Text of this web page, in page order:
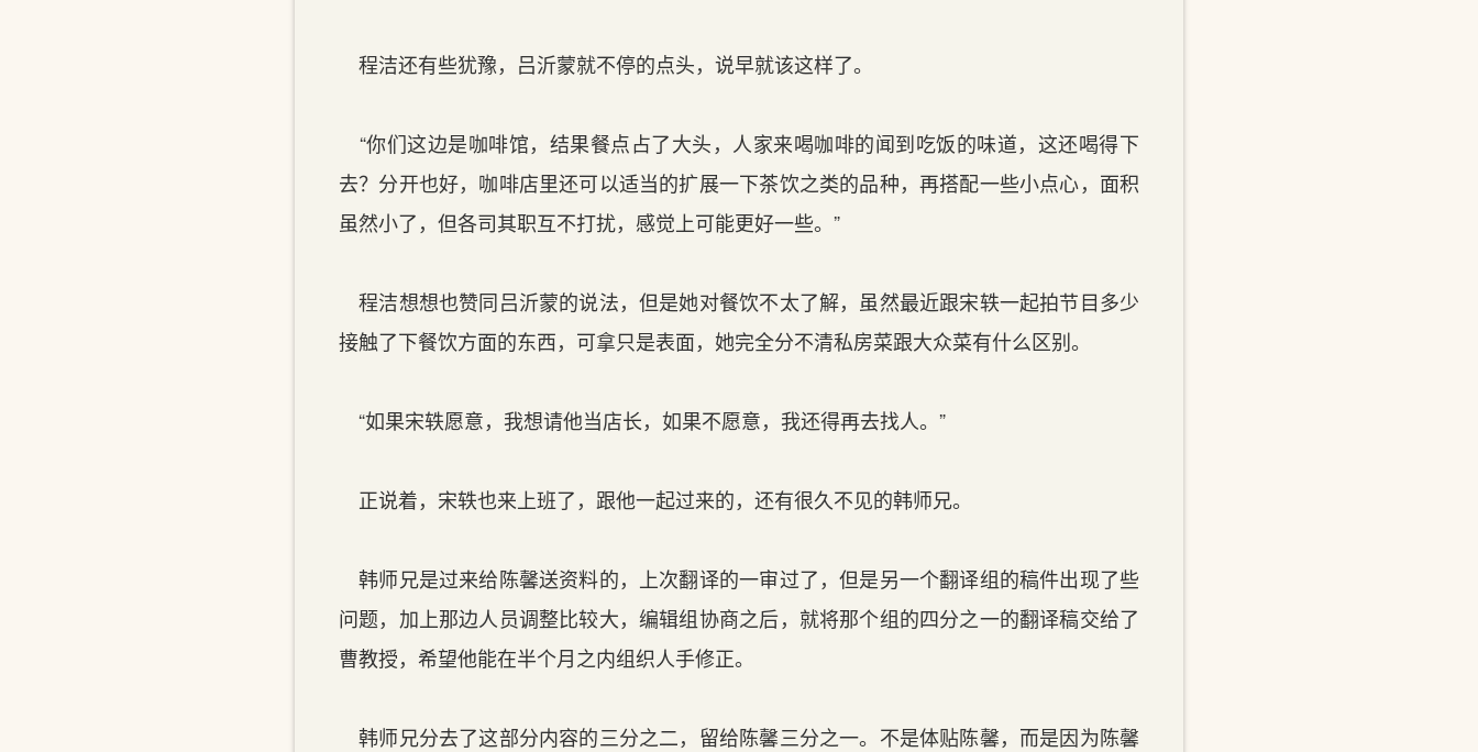
程洁还有些犹豫，吕沂蒙就不停的点头，说早就该这样了。
“你们这边是咖啡馆，结果餐点占了大头，人家来喝咖啡的闻到吃饭的味道，这还喝得下
去？分开也好，咖啡店里还可以适当的扩展一下茶饮之类的品种，再搭配一些小点心，面积
虽然小了，但各司其职互不打扰，感觉上可能更好一些。”
程洁想想也赞同吕沂蒙的说法，但是她对餐饮不太了解，虽然最近跟宋轶一起拍节目多少
接触了下餐饮方面的东西，可拿只是表面，她完全分不清私房菜跟大众菜有什么区别。
“如果宋轶愿意，我想请他当店长，如果不愿意，我还得再去找人。”
正说着，宋轶也来上班了，跟他一起过来的，还有很久不见的韩师兄。
韩师兄是过来给陈馨送资料的，上次翻译的一审过了，但是另一个翻译组的稿件出现了些
问题，加上那边人员调整比较大，编辑组协商之后，就将那个组的四分之一的翻译稿交给了
曹教授，希望他能在半个月之内组织人手修正。
韩师兄分去了这部分内容的三分之二，留给陈馨三分之一。不是体贴陈馨，而是因为陈馨